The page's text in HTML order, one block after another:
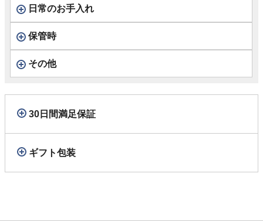
日常のお手入れ
保管時
その他
30日間満足保証
ギフト包装